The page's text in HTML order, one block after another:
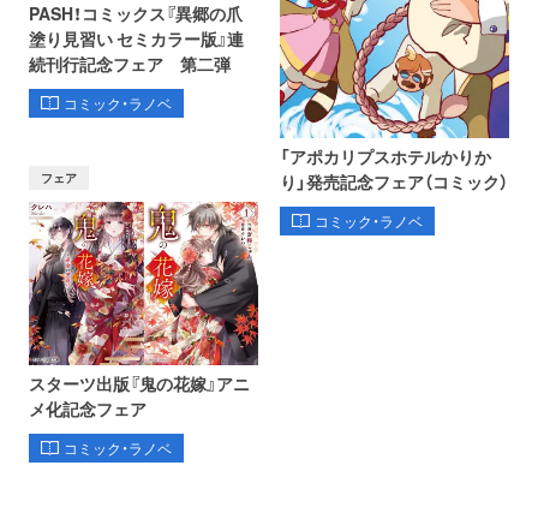
PASH！コミックス『異郷の爪
塗り見習い セミカラー版』連
続刊行記念フェア 第二弾
コミック・ラノベ
フェア
スターツ出版『鬼の花嫁』アニ
メ化記念フェア
コミック・ラノベ
「アポカリプスホテルかりか
り」発売記念フェア（コミック）
コミック・ラノベ